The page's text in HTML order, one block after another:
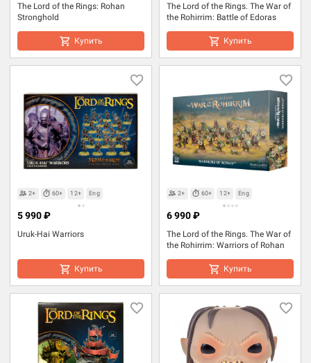
The Lord of the Rings: Rohan
Stronghold
Купить
The Lord of the Rings. The War of
the Rohirrim: Battle of Edoras
Купить
2+ 60+ 12+ Eng
Uruk-Hai Warriors
5 990 ₽
Купить
2+ 60+ 12+ Eng
The Lord of the Rings. The War of
the Rohirrim: Warriors of Rohan
6 990 ₽
Купить